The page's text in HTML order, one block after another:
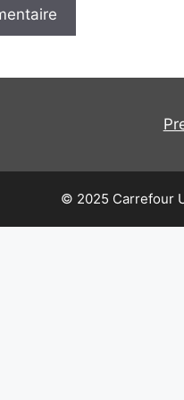
© 2025 Carrefour